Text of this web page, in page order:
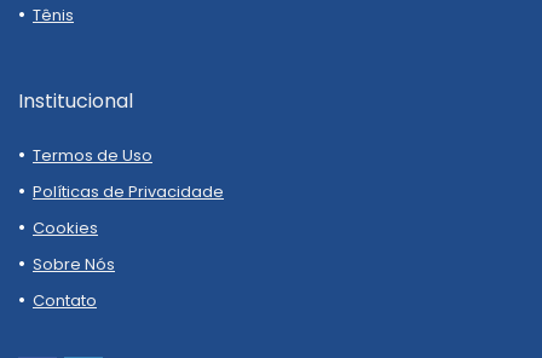
Tênis
Institucional
Termos de Uso
Políticas de Privacidade
Cookies
Sobre Nós
Contato